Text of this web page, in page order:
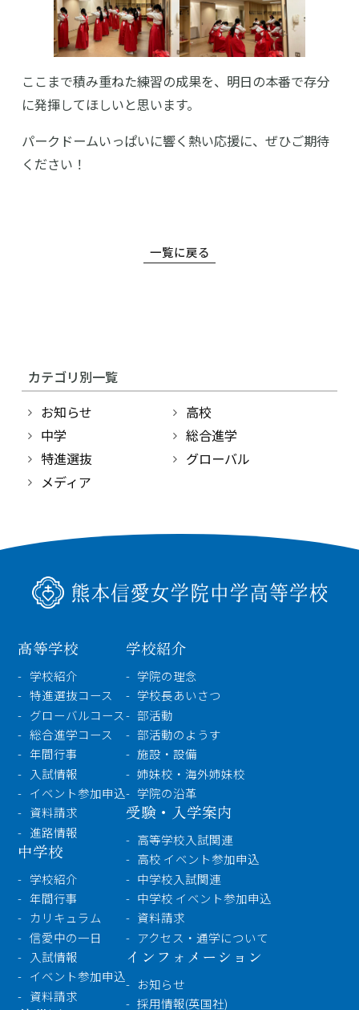
ここまで積み重ねた練習の成果を、明日の本番で存分
に発揮してほしいと思います。
パークドームいっぱいに響く熱い応援に、ぜひご期待
ください！
一覧に戻る
カテゴリ別一覧
お知らせ
高校
中学
総合進学
特進選抜
グローバル
メディア
高等学校
学校紹介
特進選抜コース
グローバルコース
総合進学コース
年間行事
入試情報
イベント参加申込
資料請求
進路情報
中学校
学校紹介
年間行事
カリキュラム
信愛中の一日
入試情報
イベント参加申込
資料請求
学校紹介
学院の理念
学校長あいさつ
部活動
部活動のようす
施設・設備
姉妹校・海外姉妹校
学院の沿革
受験・入学案内
高等学校入試関連
高校 イベント参加申込
中学校入試関連
中学校 イベント参加申込
資料請求
アクセス・通学について
インフォメーション
お知らせ
採用情報(英国社)
幼稚園
インフォメーション